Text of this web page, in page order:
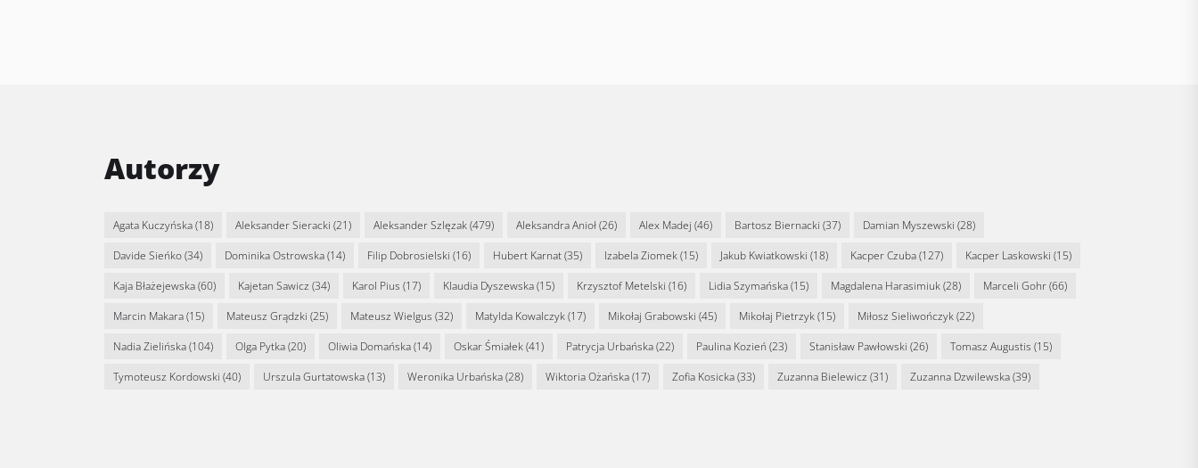
Autorzy
Agata Kuczyńska(18) Aleksander Sieracki (21) Aleksander Szlęzak(479) Aleksandra Anioł(26) Alex Madej (46) Bartosz Biernacki (37) Damian Myszewski (28)
Davide Sieńko(34) Dominika Ostrowska(14) Filip Dobrosielski (16) Hubert Karnat(35) Izabela Ziomek(15) Jakub Kwiatkowski (18) Kacper Czuba(127) Kacper Laskowski (15)
Kaja Błażejewska(60) Kajetan Sawicz (34) Karol Pius (17) Klaudia Dyszewska(15) Krzysztof Metelski (16) Lidia Szymańska(15) Magdalena Harasimiuk(28) Marceli Gohr(66)
Marcin Makara(15) Mateusz Grądzki (25) Mateusz Wielgus (32) Matylda Kowalczyk(17) Mikołaj Grabowski (45) Mikołaj Pietrzyk(15) Miłosz Sieliwończyk(22)
Nadia Zielińska(104) Olga Pytka(20) Oliwia Domańska(14) Oskar Śmiałek(41) Patrycja Urbańska(22) Paulina Kozień (23) Stanisław Pawłowski (26) Tomasz Augustis (15)
Tymoteusz Kordowski (40) Urszula Gurtatowska(13) Weronika Urbańska(28) Wiktoria Ożańska(17) Zofia Kosicka(33) Zuzanna Bielewicz (31) Zuzanna Dzwilewska(39)